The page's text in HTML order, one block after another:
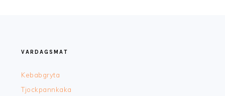
VARDAGSMAT
Kebabgryta
Tjockpannkaka